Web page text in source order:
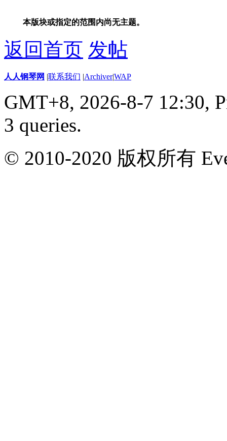
本版块或指定的范围内尚无主题。
返回首页 发帖
人人钢琴网 |联系我们 |Archiver|WAP
GMT+8, 2026-8-7 12:30,
3 queries.
© 2010-2020 版权所有